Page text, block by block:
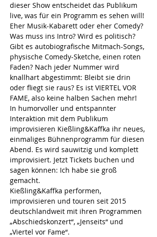
dieser Show entscheidet das Publikum
live, was für ein Programm es sehen will!
Eher Musik-Kabarett oder eher Comedy?
Was muss ins Intro? Wird es politisch?
Gibt es autobiografische Mitmach-Songs,
physische Comedy-Sketche, einen roten
Faden? Nach jeder Nummer wird
knallhart abgestimmt: Bleibt sie drin
oder fliegt sie raus? Es ist VIERTEL VOR
FAME, also keine halben Sachen mehr!
In humorvoller und entspannter
Interaktion mit dem Publikum
improvisieren Kießling&Kaffka ihr neues,
einmaliges Bühnenprogramm für diesen
Abend. Es wird sauwitzig und komplett
improvisiert. Jetzt Tickets buchen und
sagen können: Ich habe sie groß
gemacht.
Kießling&Kaffka performen,
improvisieren und touren seit 2015
deutschlandweit mit ihren Programmen
„Abschiedskonzert“, „Jenseits“ und
„Viertel vor Fame“.